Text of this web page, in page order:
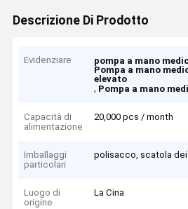
Descrizione Di Prodotto
Evidenziare pompa a mano
Pompa a mano
elevato
, Pompa a mano
Capacità di
alimentazione
20,000 pcs / month
Imballaggi
particolari
polisacco, scatola
Luogo di
origine
La Cina